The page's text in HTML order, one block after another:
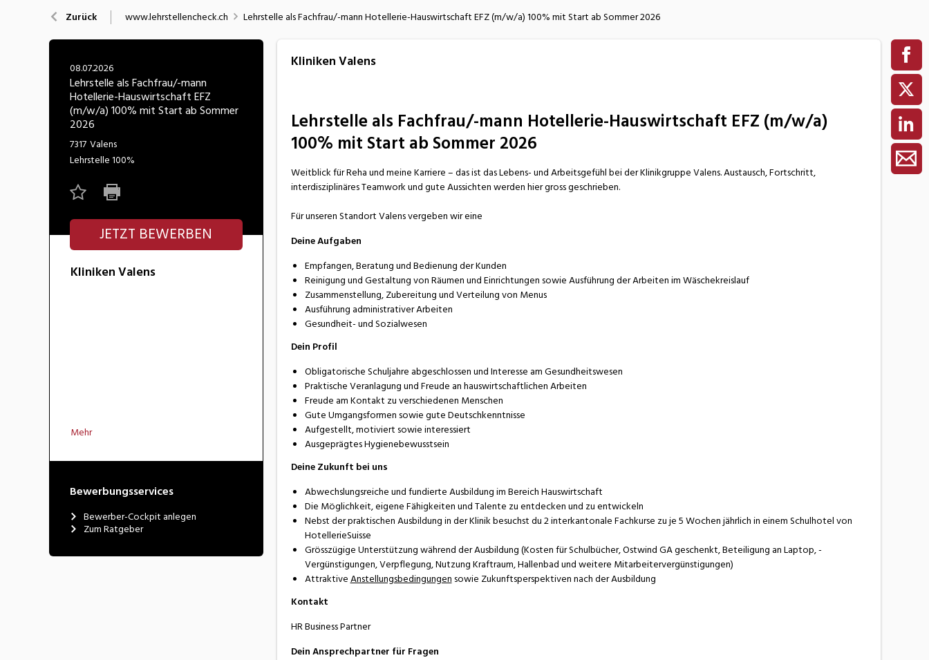
Nahrung
Wirtschaft/Verwaltung
Zurück www.lehrstellencheck.ch Lehrstelle als Fachfrau/-mann Hotellerie-Hauswirtschaft EFZ (m/w/a) 100% mit Start ab Sommer 2026
08.07.2026
Lehrstelle als Fachfrau/-mann
Hotellerie-Hauswirtschaft EFZ
(m/w/a) 100% mit Start ab Sommer
2026
7317 Valens
Lehrstelle100%
JETZT BEWERBEN
Kliniken Valens
Mehr
Bewerbungsservices
Bewerber-Cockpit anlegen
Zum Ratgeber
Kliniken Valens
Lehrstelle als Fachfrau/-mann Hotellerie-Hauswirtschaft EFZ (m/w/a)
100% mit Start ab Sommer 2026
Weitblick für Reha und meine Karriere – das ist das Lebens- und Arbeitsgefühl bei der Klinikgruppe Valens. Austausch, Fortschritt,
interdisziplinäres Teamwork und gute Aussichten werden hier gross geschrieben.
Für unseren Standort Valens vergeben wir eine
Deine Aufgaben
Empfangen, Beratung und Bedienung der Kunden
Reinigung und Gestaltung von Räumen und Einrichtungen sowie Ausführung der Arbeiten im Wäschekreislauf
Zusammenstellung, Zubereitung und Verteilung von Menus
Ausführung administrativer Arbeiten
Gesundheit- und Sozialwesen
Dein Profil
Obligatorische Schuljahre abgeschlossen und Interesse am Gesundheitswesen
Praktische Veranlagung und Freude an hauswirtschaftlichen Arbeiten
Freude am Kontakt zu verschiedenen Menschen
Gute Umgangsformen sowie gute Deutschkenntnisse
Aufgestellt, motiviert sowie interessiert
Ausgeprägtes Hygienebewusstsein
Deine Zukunft bei uns
Abwechslungsreiche und fundierte Ausbildung im Bereich Hauswirtschaft
Die Möglichkeit, eigene Fähigkeiten und Talente zu entdecken und zu entwickeln
Nebst der praktischen Ausbildung in der Klinik besuchst du 2 interkantonale Fachkurse zu je 5 Wochen jährlich in einem Schulhotel von
HotellerieSuisse
Grösszügige Unterstützung während der Ausbildung (Kosten für Schulbücher, Ostwind GA geschenkt, Beteiligung an Laptop, -
Vergünstigungen, Verpflegung, Nutzung Kraftraum, Hallenbad und weitere Mitarbeitervergünstigungen)
AttraktiveAnstellungsbedingungensowie Zukunftsperspektiven nach der Ausbildung
Kontakt
HR Business Partner
Dein Ansprechpartner für Fragen